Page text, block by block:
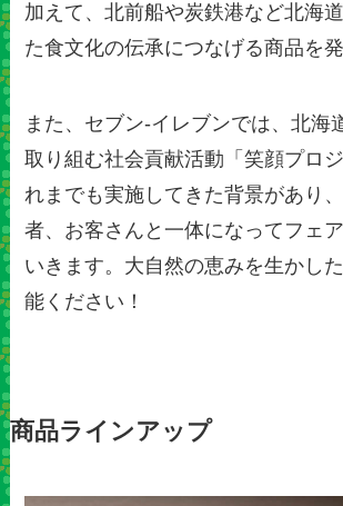
加えて、北前船や炭鉄港など北海
た食文化の伝承につなげる商品を発
また、セブン‐イレブンでは、北海
取り組む社会貢献活動「笑顔プロ
れまでも実施してきた背景があり
者、お客さんと一体になってフェ
いきます。大自然の恵みを生かし
能ください！
商品ラインアップ